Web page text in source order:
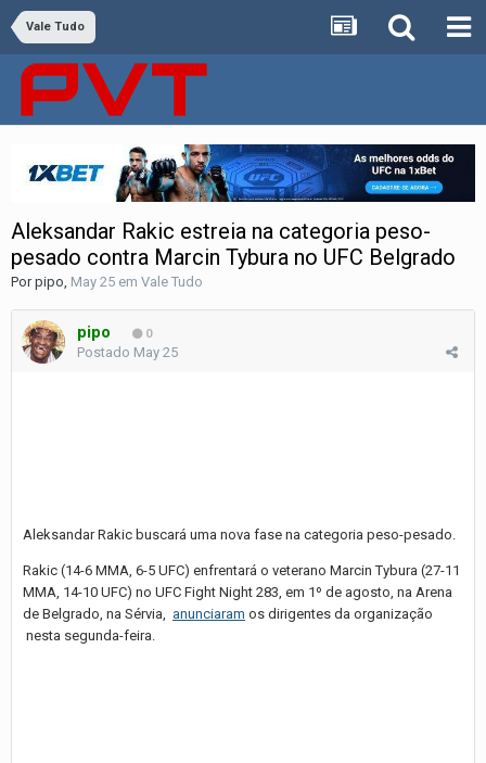
Vale Tudo
Aleksandar Rakic ​​estreia na categoria peso-
pesado contra Marcin Tybura no UFC Belgrado
Porpipo May 25 em Vale Tudo
pipo 0
Postado May 25
Aleksandar Rakic buscará uma nova fase na categoria peso-pesado.
Rakic (14-6 MMA, 6-5 UFC) enfrentará o veterano Marcin Tybura (27-11
MMA, 14-10 UFC) no UFC Fight Night 283, em 1º de agosto, na Arena
de Belgrado, na Sérvia,
anunciaram os dirigentes da organização
nesta segunda-feira.